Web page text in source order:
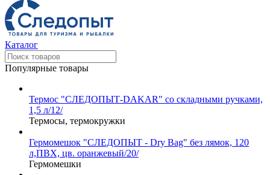
Каталог
Популярные товары
Термос "СЛЕДОПЫТ-DAKAR" со складными ручками,
1,5 л/12/
Термосы, термокружки
Гермомешок "СЛЕДОПЫТ - Dry Bag" без лямок, 120
л,ПВХ, цв. оранжевый/20/
Гермомешки